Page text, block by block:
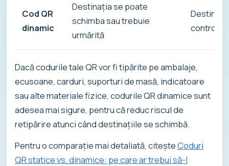
Cod QR
dinamic
Destinația se poate
schimba sau trebuie
urmărită
control
Dacă codurile tale QR vor fi tipărite pe ambalaje,
ecusoane, carduri, suporturi de masă, indicatoare
sau alte materiale fizice, codurile QR dinamice sunt
adesea mai sigure, pentru că reduc riscul de
retipărire atunci când destinațiile se schimbă.
Pentru o comparație mai detaliată, citeșteCoduri
QR statice vs. dinamice: pe care ar trebui să-l